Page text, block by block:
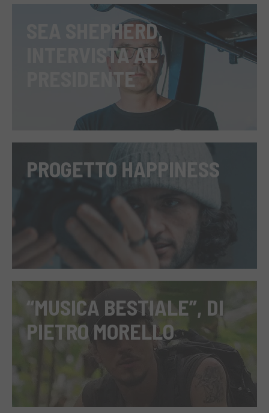
SEA SHEPHERD,
INTERVISTA AL
PRESIDENTE
PROGETTO HAPPINESS
“MUSICA BESTIALE”, DI
PIETRO MORELLO